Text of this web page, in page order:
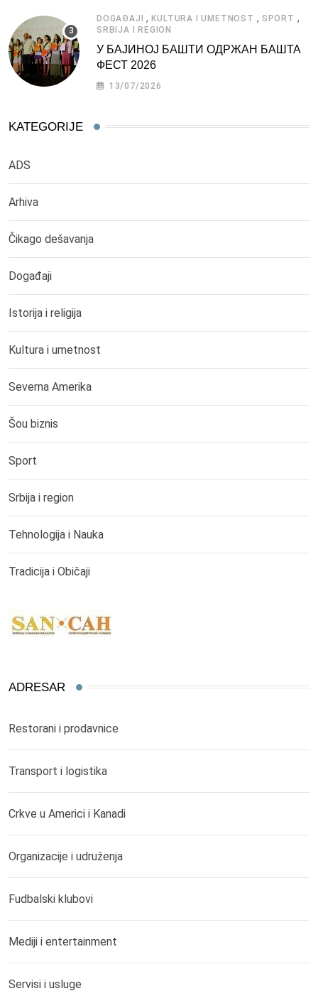
DOGAĐAJI ,KULTURA I UMETNOST , SPORT ,
SRBIJA I REGION
У БАЈИНОЈ БАШТИ ОДРЖАН БАШТА
ФЕСТ 2026
13/07/2026
KATEGORIJE
ADS
Arhiva
Čikago dešavanja
Događaji
Istorija i religija
Kultura i umetnost
Severna Amerika
Šou biznis
Sport
Srbija i region
Tehnologija i Nauka
Tradicija i Običaji
ADRESAR
Restorani i prodavnice
Transport i logistika
Crkve u Americi i Kanadi
Organizacije i udruženja
Fudbalski klubovi
Mediji i entertainment
Servisi i usluge